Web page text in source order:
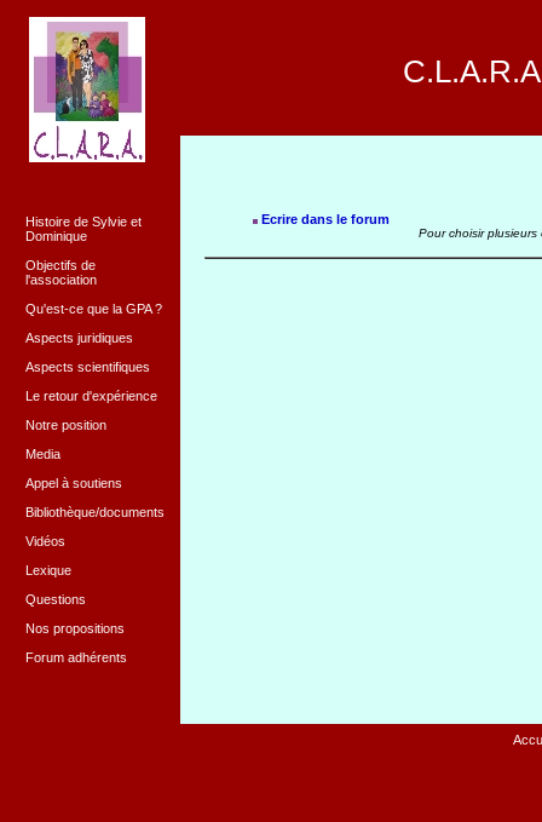
Histoire de Sylvie et
Dominique
Objectifs de
l'association
Qu'est-ce que la GPA ?
Aspects juridiques
Aspects scientifiques
Le retour d'expérience
Notre position
Media
Appel à soutiens
Bibliothèque/documents
Vidéos
Lexique
Questions
Nos propositions
Forum adhérents
Ecrire dans le forum
Pour choisir